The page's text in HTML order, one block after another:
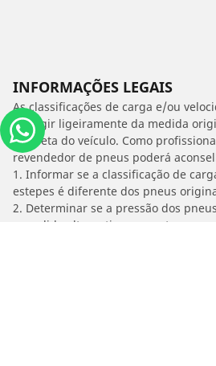
INFORMAÇÕES LEGAIS
As classificações de carga e/ou
divergir ligeiramente da medida
etiqueta do veículo. Como
revendedor de pneus poderá
1. Informar se a classificação de
estepes é diferente dos pneus
2. Determinar se a pressão dos
o medida alternativo proposto